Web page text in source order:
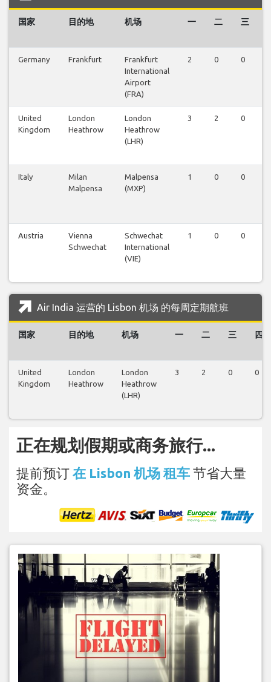
国家 目的地 机场 一 二 三
Germany Frankfurt
Frankfurt
International
Airport
(FRA)
2 0 0
United
Kingdom
London
Heathrow
London
Heathrow
(LHR)
3 2 0
Italy
Milan
Malpensa
Malpensa
(MXP)
1 0 0
Austria
Vienna
Schwechat
Schwechat
International
(VIE)
1 0 0
Air India 运营的 Lisbon 机场 的每周定期航班
国家 目的地 机场 一 二 三 四
United
Kingdom
London
Heathrow
London
Heathrow
(LHR)
3 2 0 0
正在规划假期或商务旅行...
提前预订 在 Lisbon 机场 租车 节省大量
资金。